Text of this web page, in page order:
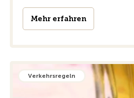
Mehr erfahren
Verkehrsregeln